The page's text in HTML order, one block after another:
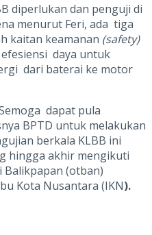
diperlukan dan penguji di
menurut Feri, ada tiga
kaitan keamanan (safety)
daya untuk
dari baterai ke motor
dapat pula
BPTD untuk melakukan
berkala KLBB ini
hingga akhir mengikuti
(otban)
Kota Nusantara (IKN).